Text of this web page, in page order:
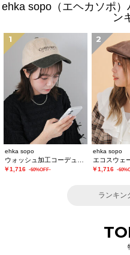
ehka sopo（エヘカソポ
ン
1
ehka sopo
￥1,716 -60%OFF-
2
ehka sopo
エコスウェ
￥1,716 -
ランキン